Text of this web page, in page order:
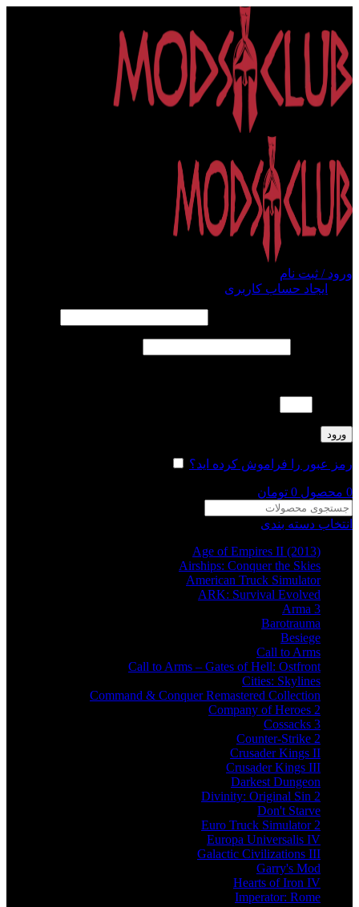
ورود / ثبت نام
ایجاد حساب کاربری
ورود
رمز عبور را فراموش کرده اید؟
0 محصول 0 تومان
انتخاب دسته بندی
Age of Empires II (2013)
Airships: Conquer the Skies
American Truck Simulator
ARK: Survival Evolved
Arma 3
Barotrauma
Besiege
Call to Arms
Call to Arms – Gates of Hell: Ostfront
Cities: Skylines
Command & Conquer Remastered Collection
Company of Heroes 2
Cossacks 3
Counter-Strike 2
Crusader Kings II
Crusader Kings III
Darkest Dungeon
Divinity: Original Sin 2
Don't Starve
Euro Truck Simulator 2
Europa Universalis IV
Galactic Civilizations III
Garry's Mod
Hearts of Iron IV
Imperator: Rome